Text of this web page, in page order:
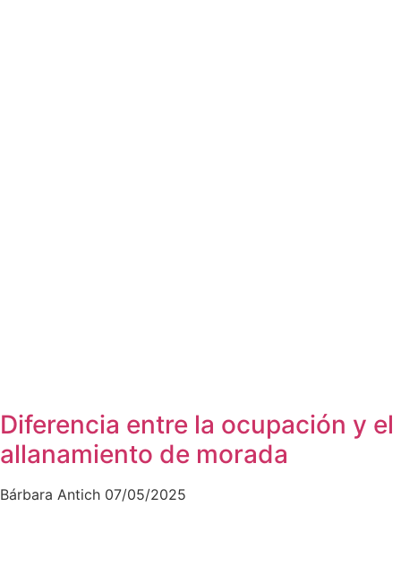
Diferencia entre la ocupación y el
allanamiento de morada
Bárbara Antich 07/05/2025